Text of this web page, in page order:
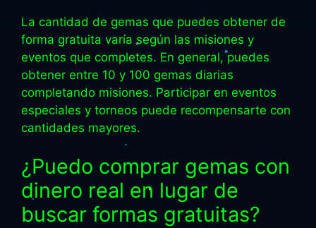
La cantidad de gemas que puedes obtener de
forma gratuita varía según las misiones y
eventos que completes. En general, puedes
obtener entre 10 y 100 gemas diarias
completando misiones. Participar en eventos
especiales y torneos puede recompensarte con
cantidades mayores.
¿Puedo comprar gemas con
dinero real en lugar de
buscar formas gratuitas?